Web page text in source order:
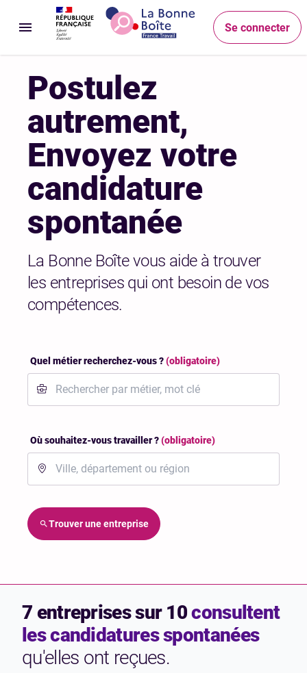
Accéder au menu
Accéder au contenu principal
Accéder au pied de page
Ouvrir le menu Se connecter
Postulez
autrement,
Envoyez votre
candidature
spontanée
La Bonne Boîte vous aide à trouver
les entreprises qui ont besoin de vos
compétences.
Quel métier recherchez-vous ?(obligatoire)
Où souhaitez-vous travailler ?(obligatoire)
Trouver une entreprise
7 entreprises sur 10consultent
les candidatures spontanées
qu'elles ont reçues.